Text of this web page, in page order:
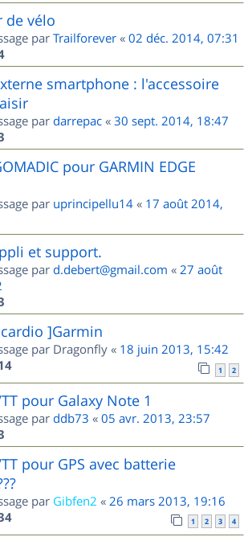
de vélo
par Trailforever « 02 déc. 2014, 07:31
smartphone : l'accessoire
par darrepac « 30 sept. 2014, 18:47
pour GARMIN EDGE
par uprincipellu14 « 17 août 2014,
et support.
par d.debert@gmail.com « 27 août
]Garmin
par Dragonfly « 18 juin 2013, 15:42
1 2
pour Galaxy Note 1
par ddb73 « 05 avr. 2013, 23:57
pour GPS avec batterie
par Gibfen2 « 26 mars 2013, 19:16
1 2 3 4